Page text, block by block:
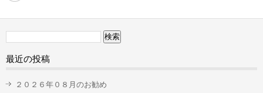
最近の投稿
２０２６年０８月のお勧め